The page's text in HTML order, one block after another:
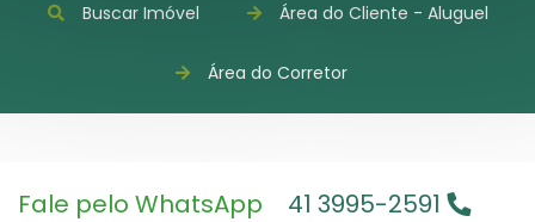
Buscar Imóvel Área do Cliente - Aluguel
Área do Corretor
Fale pelo WhatsApp 41 3995-2591